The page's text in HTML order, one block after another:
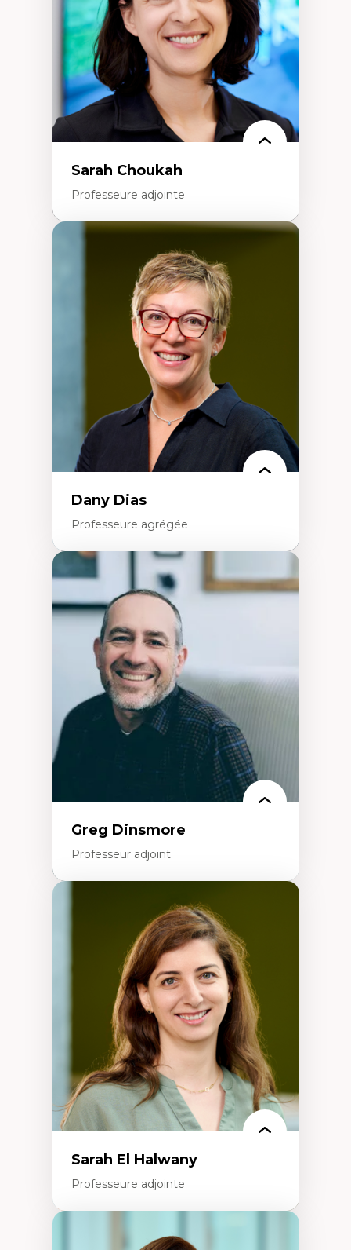
Mouvements sociaux
Théories de l’État
Sarah Choukah
Professeure adjointe
Démocratisation des nouvelles
technologies et biotechnologies
Données ouvertes
Bioart, programmation et électronique
Histoire sociale et culturelle des
technologies numériques
Résistances et droits numériques
Internet des objets
Problématiques relatives à l’intelligence
artificielle, l’apprentissage machine et les
hautes technologies
Féminismes et nouvelles technologies
Dany Dias
Professeure agrégée
Expertises
Pédagogies critiques et justice sociale
Éthique relationnelle et sollicitude en
éducation
Décolonisation et autochtonisation de la
formation à l’enseignement
Littératie et didactique du français
Éducation inclusive
Formation à l’enseignement en contexte
francophone minoritaire
Identité linguistique et culturelle
Recherche-action et approches
participatives
Leadership éducatif et pratiques réflexives
Éducation durable et bien-être en
Greg Dinsmore
Professeur adjoint
Fragmentation des auditoires médiatiques
Analyse multi-plateforme des auditoires
médiatiques
Analyse des comportements numériques à
travers les données massives et l’IA
Recherche quantitative et qualitative sur
les auditoires médiatiques
Épistémologie des techniques de recherche
numérique et l’IA
Théorie des droits de la personne
La pensée politique d’Hannah Arendt
La pensée politique à l’ère numérique
Justice internationale et normes
internationales
Sarah El Halwany
Professeure adjointe